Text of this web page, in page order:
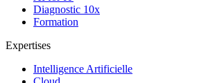
Diagnostic 10x
Formation
Expertises
Intelligence Artificielle